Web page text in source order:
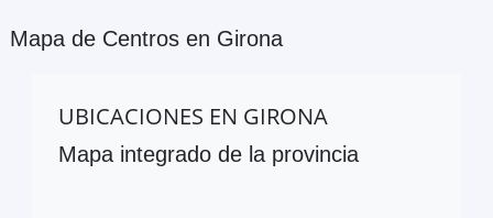
Mapa de Centros en Girona
UBICACIONES EN GIRONA
Mapa integrado de la provincia